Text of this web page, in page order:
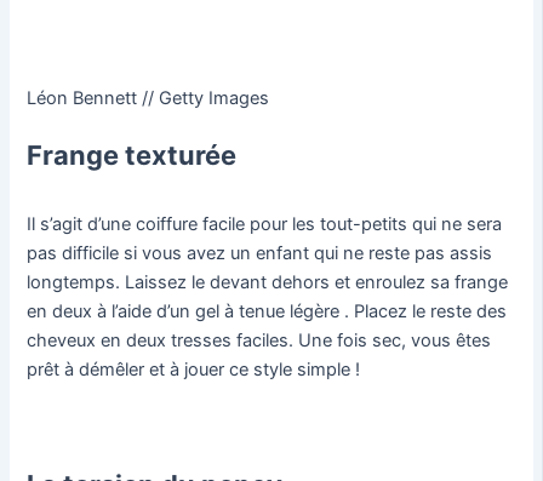
Léon Bennett // Getty Images
Frange texturée
Il s’agit d’une coiffure facile pour les tout-petits qui ne sera
pas difficile si vous avez un enfant qui ne reste pas assis
longtemps. Laissez le devant dehors et enroulez sa frange
en deux à l’aide d’un gel à tenue légère . Placez le reste des
cheveux en deux tresses faciles. Une fois sec, vous êtes
prêt à démêler et à jouer ce style simple !